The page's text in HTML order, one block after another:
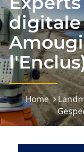
digitale
Home